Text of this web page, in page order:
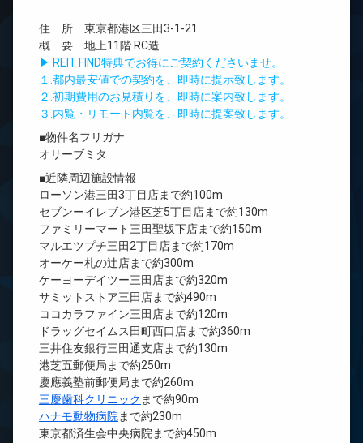
住 所 東京都港区三田3-1-21
概 要 地上11階 RC造
▶ REIT FIND特典でお得にご契約くださいませ。
１.都内最安値での契約を、即時に提示致します。
２.初期費用のお見積りを、即時に案内致します。
３.内覧・リモート内覧を、即時に提案致します。
■物件名フリガナ
オリーブミタ
■近隣周辺施設情報
ローソン港三田3丁目店まで約100m
セブンーイレブン港区芝5丁目店まで約130m
ファミリーマート三田聖坂下店まで約150m
マルエツプチ三田2丁目店まで約170m
オーケー札の辻店まで約300m
ケーヨーデイツー三田店まで約320m
サミットストア三田店まで約490m
ココカラファイン三田店まで約120m
ドラッグセイムス田町西口店まで約360m
三井住友銀行三田通支店まで約130m
港芝五郵便局まで約250m
慶應義塾前郵便局まで約260m
三慶歯科クリニック まで約90m
ハナモ動物病院 まで約230m
東京都済生会中央病院まで約450m